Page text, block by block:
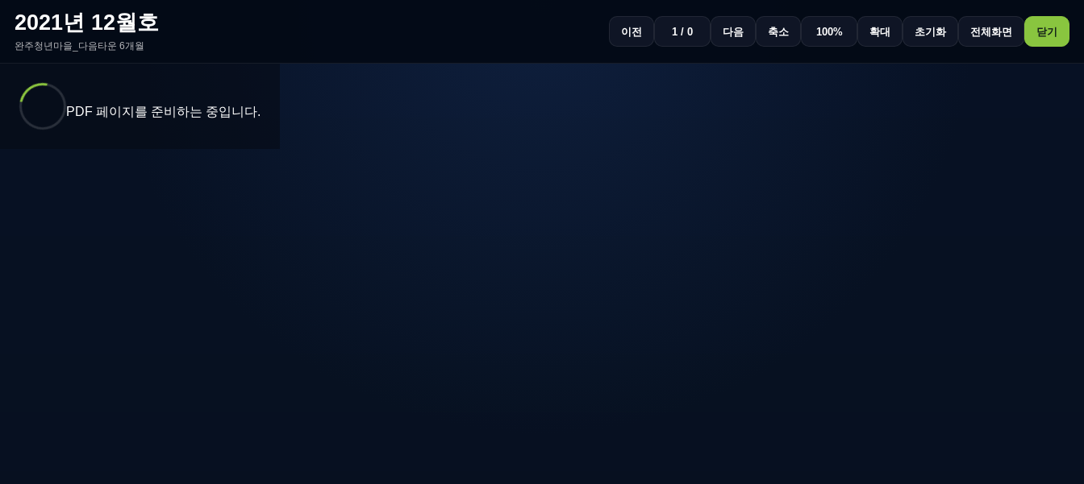
2021년 12월호
완주청년마을_다음타운 6개월
이전 1 / 0 다음 축소 100% 확대 초기화 전체화면 닫기
PDF 페이지를 준비하는 중입니다.